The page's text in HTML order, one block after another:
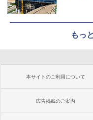
もっ
本サイトのご利用について
広告掲載のご案内